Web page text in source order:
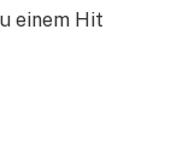
einem Hit